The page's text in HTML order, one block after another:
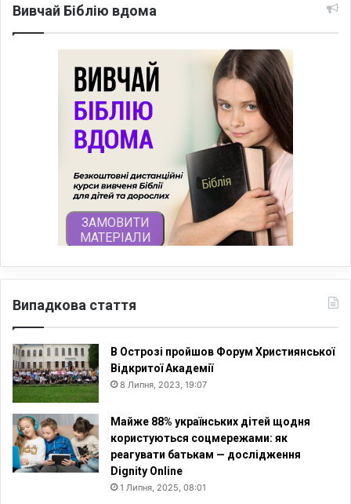
Вивчай Біблію вдома
Випадкова стаття
В Острозі пройшов Форум Християнської
Відкритої Академії
8 Липня, 2023, 19:07
Майже 88% українських дітей щодня
користуються соцмережами: як
реагувати батькам — дослідження
Dignity Online
1 Липня, 2025, 08:01